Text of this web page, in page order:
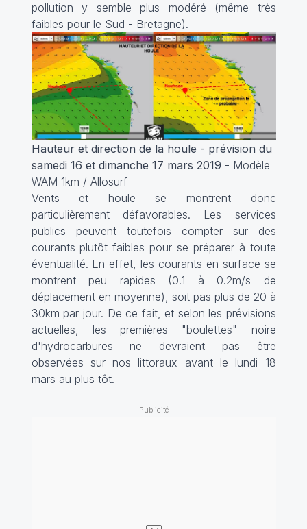
pollution y semble plus modéré (même très
faibles pour le Sud - Bretagne).
Hauteur et direction de la houle - prévision du
samedi 16 et dimanche 17 mars 2019 - Modèle
WAM 1km / Allosurf
Vents et houle se montrent donc
particulièrement défavorables. Les services
publics peuvent toutefois compter sur des
courants plutôt faibles pour se préparer à toute
éventualité. En effet, les courants en surface se
montrent peu rapides (0.1 à 0.2m/s de
déplacement en moyenne), soit pas plus de 20 à
30km par jour. De ce fait, et selon les prévisions
actuelles, les premières "boulettes" noire
d'hydrocarbures ne devraient pas être
observées sur nos littoraux avant le lundi 18
mars au plus tôt.